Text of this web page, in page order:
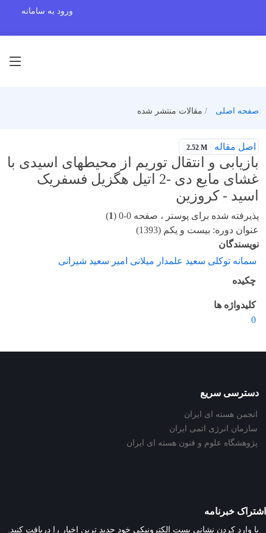
ورود به سامانه
صفحه اصلی مقالات منتشر شده
اصل مقاله 2.52 M
بازیابی و انتقال توریم از محیطهای اسیدی با
غشای مایع دی -2 اتیل هگزیل فسفریک
اسید - کروزین
پذیرفته شده برای پوستر ، صفحه 0-0 ( 1
)
عنوان دوره: بیست و یکم (1393)
نویسندگان
سمانه توکلی سعید علمدار میلانی امیر سعید شیرانی
چکیده
کلیدواژه ها
0
دسترسی سریع
انجمن هسته ای ایران
سازمان انرژی اتمی ایران
پژوهشگاه علوم و فنون هسته ای ایران
اشتراک خبرنامه
با وارد کردن نشانی پست الکترونیکی خود جدید ترین اخبار را دریافت کنید.